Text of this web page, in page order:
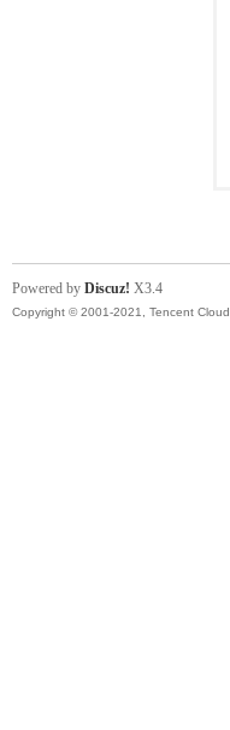
Powered by Discuz! X3.4
Copyright © 2001-2021, Tencent Cloud.